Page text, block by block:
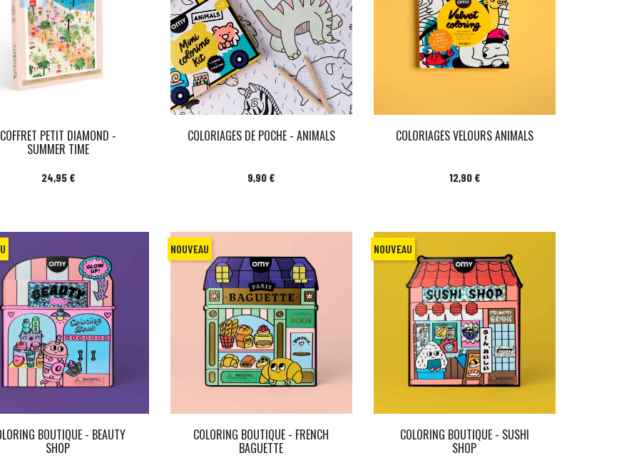
COFFRET PETIT DIAMOND -
SUMMER TIME
Prix
24,95 €
COLORIAGES DE POCHE - ANIMALS
Prix
9,90 €
COLORIAGES VELOURS ANIMALS
Prix
12,90 €
BOUTIQUE - BEAUTY
SHOP
COLORING BOUTIQUE - FRENCH
BAGUETTE
NOUVEAU
COLORING BOUTIQUE - SUSHI
SHOP
NOUVEAU